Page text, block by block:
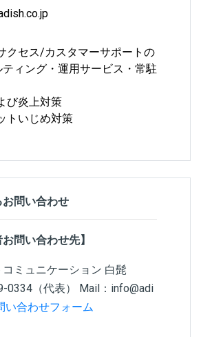
クセス/カスタマーサポートの
ィング・運用サービス・常駐
び炎上対策
トいじめ対策
問い合わせ
お問い合わせ先】
ミュニケーション 白髭
0334（代表） Mail：info@adi
い合わせフォーム